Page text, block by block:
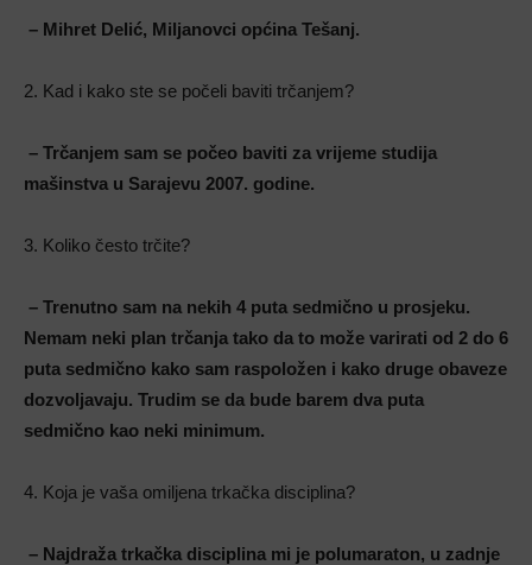
– Mihret Delić, Miljanovci općina Tešanj.
2. Kad i kako ste se počeli baviti trčanjem?
– Trčanjem sam se počeo baviti za vrijeme studija
mašinstva u Sarajevu 2007. godine.
3. Koliko često trčite?
– Trenutno sam na nekih 4 puta sedmično u prosjeku.
Nemam neki plan trčanja tako da to može varirati od 2 do 6
puta sedmično kako sam raspoložen i kako druge obaveze
dozvoljavaju. Trudim se da bude barem dva puta
sedmično kao neki minimum.
4. Koja je vaša omiljena trkačka disciplina?
– Najdraža trkačka disciplina mi je polumaraton, u zadnje